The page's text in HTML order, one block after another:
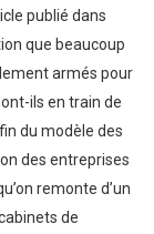
publié dans
que beaucoup
armés pour
ils en train de
du modèle des
des entreprises
remonte d’un
de